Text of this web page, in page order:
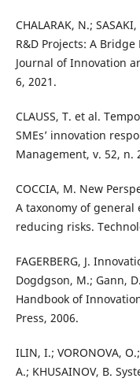
CHALARAK, N.;
R&D Projects: A
Journal of Innovation
6, 2021.
CLAUSS, T. et al.
SMEs’ innovation
Management, v. 52, n.
COCCIA, M. New
A taxonomy of
reducing risks.
FAGERBERG, J.
Dogdgson, M.; Gann,
Handbook of
Press, 2006.
ILIN, I.; VORONOVA,
A.; KHUSAINOV, B.